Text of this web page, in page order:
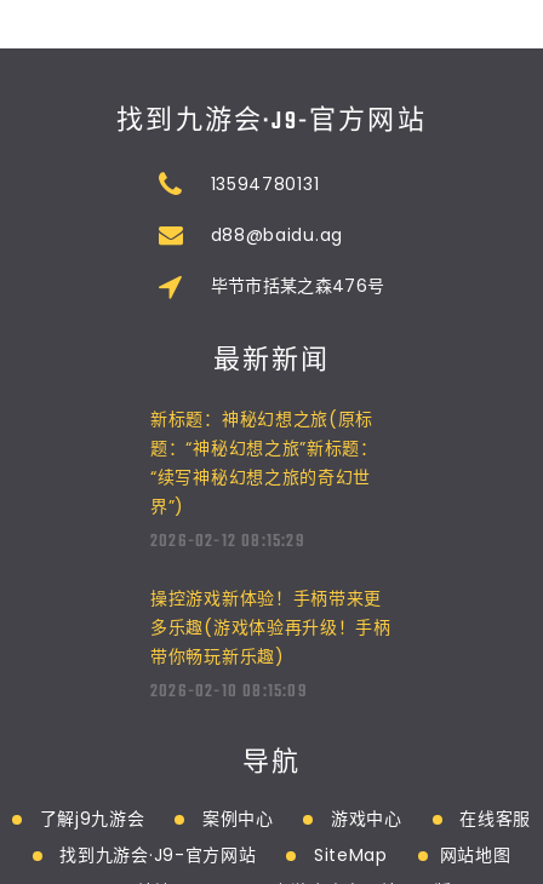
找到九游会·J9-官方网站
13594780131
d88@baidu.ag
毕节市括某之森476号
最新新闻
新标题：神秘幻想之旅(原标
题：“神秘幻想之旅”新标题：
“续写神秘幻想之旅的奇幻世
界”)
2026-02-12 08:15:29
操控游戏新体验！手柄带来更
多乐趣(游戏体验再升级！手柄
带你畅玩新乐趣)
2026-02-10 08:15:09
导航
了解j9九游会 案例中心 游戏中心
在线客服
找到九游会·J9-官方网站
SiteMap
网站地图